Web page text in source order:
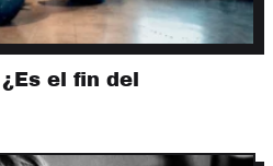
el fin del